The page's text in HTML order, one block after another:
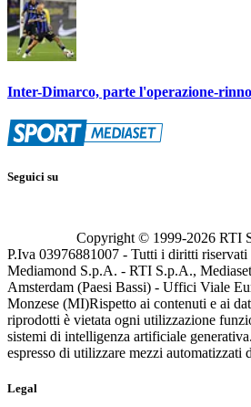
Inter-Dimarco, parte l'operazione-
Seguici su
Copyright © 1999-2026 RTI
P.Iva 03976881007 - Tutti i diritti riservati
Mediamond S.p.A. - RTI S.p.A.,
Amsterdam (Paesi Bassi) - Uffici Viale
Monzese (MI)Rispetto ai contenuti e ai
riprodotti è vietata ogni utilizzazione
sistemi di intelligenza artificiale
espresso di utilizzare mezzi automatizzati
Legal